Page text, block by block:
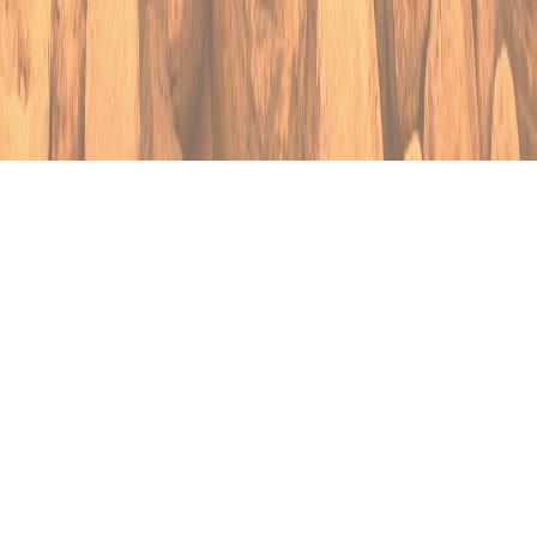
Baidak.ru
О baidak.ru
Пользовательское
соглашение
конфидециальности
Помощь
Вопрос-ответ
Служба
поддержки
Тариф